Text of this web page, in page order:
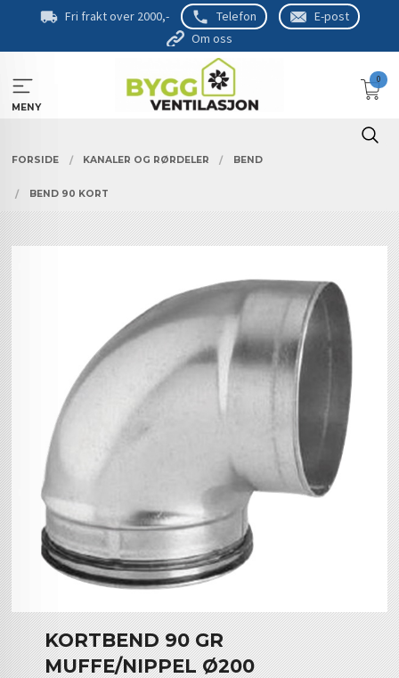
Fri frakt over 2000,- Telefon
E-post
Om oss
MENY
0
FORSIDE KANALER OG RØRDELER BEND
BEND 90 KORT
KORTBEND 90 GR
MUFFE/NIPPEL Ø200